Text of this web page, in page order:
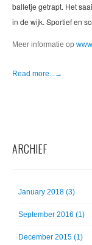
balletje getrapt. Het
in de wijk. Sportief en
Meer informatie op
Read more...→
ARCHIEF
January 2018 (3)
September 2016 (1)
December 2015 (1)